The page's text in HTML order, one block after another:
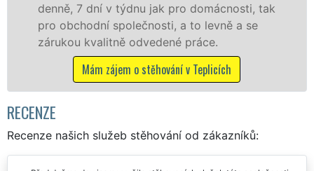
celém okresu Teplice se zárukou kvality
franchisové sítě EXTRA STĚHOVÁNÍ.
Nabízíme stěhovací služby NON-STOP
včetně víkendů a svátků bez příplatků.
Mám zájem o stěhovací služby v Teplicích
RECENZE
Recenze našich služeb stěhování od zákazníků: